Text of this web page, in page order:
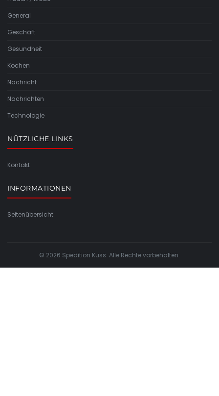
General
Geschäft
Gesundheit
Kochen
Nachricht
Nachrichten
Technologie
NÜTZLICHE LINKS
Kontakt
INFORMATIONEN
Seitenübersicht
© 2026 Spedition Kuss. Alle Rechte vorbehalten.